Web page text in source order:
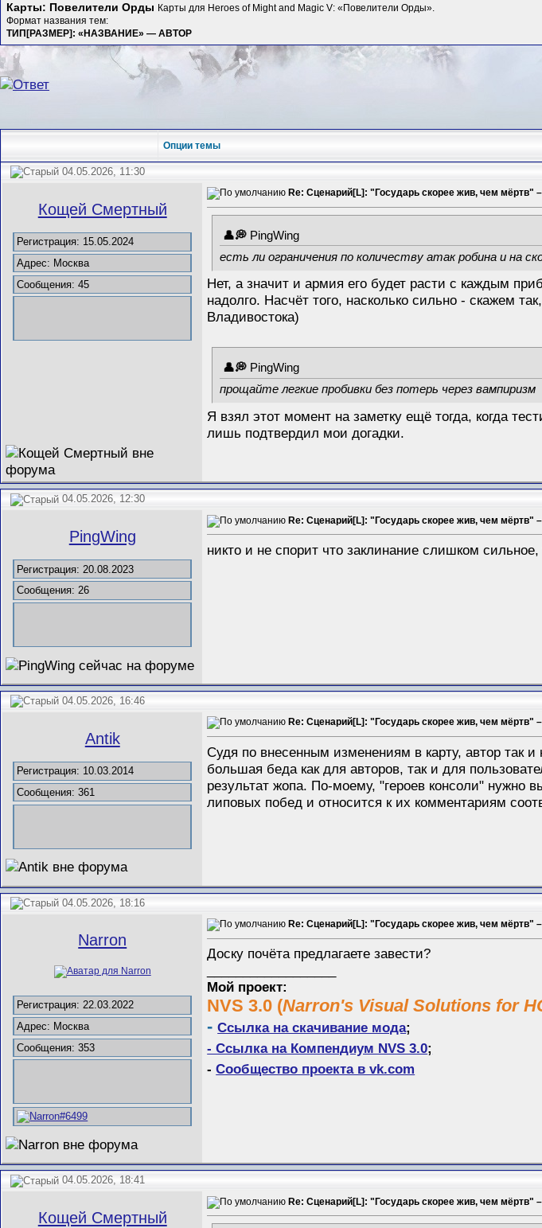
Карты: Повелители Орды Карты для Heroes of Might and Magic V: «Повелители Орды».
Формат названия тем:
ТИП[РАЗМЕР]: «НАЗВАНИЕ» — АВТОР
Опции темы
04.05.2026, 11:30
Кощей Смертный
Регистрация: 15.05.2024
Адрес: Москва
Сообщения: 45
Re: Сценарий[L]: "Государь скорее жив, чем мёртв"
PingWing
есть ли ограничения по количеству атак робина и на
Нет, а значит и армия его будет расти с каждым
надолго. Насчёт того, насколько сильно - скажем
Владивостока)
PingWing
прощайте легкие пробивки без потерь через вампиризм
Я взял этот момент на заметку ещё тогда, когда
лишь подтвердил мои догадки.
04.05.2026, 12:30
PingWing
Регистрация: 20.08.2023
Сообщения: 26
Re: Сценарий[L]: "Государь скорее жив, чем мёртв"
никто и не спорит что заклинание слишком
04.05.2026, 16:46
Antik
Регистрация: 10.03.2014
Сообщения: 361
Re: Сценарий[L]: "Государь скорее жив, чем мёртв"
Судя по внесенным изменениям в карту, автор так
большая беда как для авторов, так и для
результат жопа. По-моему, "героев консоли" нужно
липовых побед и относится к их комментариям
04.05.2026, 18:16
Narron
Регистрация: 22.03.2022
Адрес: Москва
Сообщения: 353
Re: Сценарий[L]: "Государь скорее жив, чем мёртв"
Доску почёта предлагаете завести?
Мой проект:
NVS 3.0 (Narron's Visual Solutions for
-Ссылка на скачивание мода;
- Ссылка на Компендиум NVS 3.0;
- Сообщество проекта в vk.com
04.05.2026, 18:41
Кощей Смертный
Re: Сценарий[L]: "Государь скорее жив, чем мёртв"